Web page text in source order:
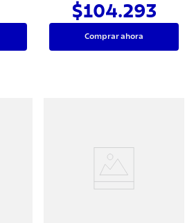
$104.293
Comprar ahora